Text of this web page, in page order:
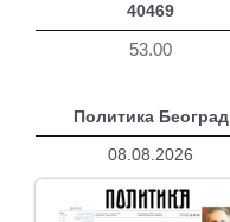
40469
53.00
Политика Београд
08.08.2026